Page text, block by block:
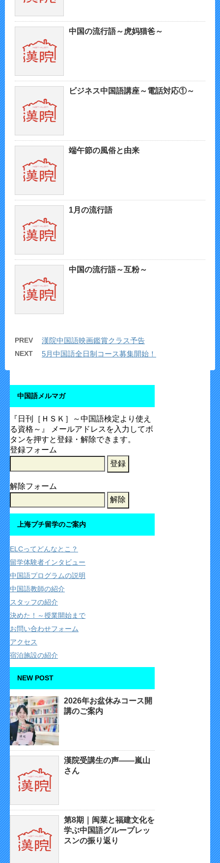
中国の流行語～虎妈猫爸～
ビジネス中国語講座～電話対応①～
端午節の風俗と由来
1月の流行語
中国の流行語～互粉～
PREV 漢院中国語映画鑑賞クラス予告
NEXT 5月中国語全日制コース募集開始！
中国語メルマガ
『日刊［ＨＳＫ］～中国語検定より使え
る資格～』 メールアドレスを入力してボ
タンを押すと登録・解除できます。
登録フォーム
解除フォーム
上海プチ留学のご案内
ELCってどんなとこ？
留学体験者インタビュー
中国語プログラムの説明
中国語教師の紹介
スタッフの紹介
決めた！～授業開始まで
お問い合わせフォーム
アクセス
宿泊施設の紹介
NEW POST
2026年お盆休みコース開
講のご案内
漢院受講生の声——嵐山
さん
第8期｜闽菜と福建文化を
学ぶ中国語グループレッ
スンの振り返り